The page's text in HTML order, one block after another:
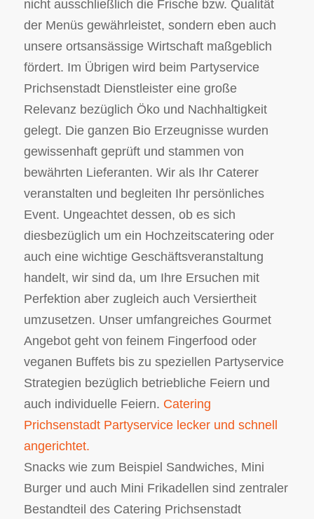
nicht ausschließlich die Frische bzw. Qualität
der Menüs gewährleistet, sondern eben auch
unsere ortsansässige Wirtschaft maßgeblich
fördert. Im Übrigen wird beim Partyservice
Prichsenstadt Dienstleister eine große
Relevanz bezüglich Öko und Nachhaltigkeit
gelegt. Die ganzen Bio Erzeugnisse wurden
gewissenhaft geprüft und stammen von
bewährten Lieferanten. Wir als Ihr Caterer
veranstalten und begleiten Ihr persönliches
Event. Ungeachtet dessen, ob es sich
diesbezüglich um ein Hochzeitscatering oder
auch eine wichtige Geschäftsveranstaltung
handelt, wir sind da, um Ihre Ersuchen mit
Perfektion aber zugleich auch Versiertheit
umzusetzen. Unser umfangreiches Gourmet
Angebot geht von feinem Fingerfood oder
veganen Buffets bis zu speziellen Partyservice
Strategien bezüglich betriebliche Feiern und
auch individuelle Feiern. Catering
Prichsenstadt Partyservice lecker und schnell
angerichtet.
Snacks wie zum Beispiel Sandwiches, Mini
Burger und auch Mini Frikadellen sind zentraler
Bestandteil des Catering Prichsenstadt